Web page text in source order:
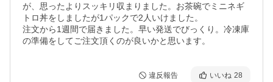
が、思ったよりスッキリ収まりました。お茶碗でミニネギ
トロ丼をしましたが1パックで2人いけました。
注文から1週間で届きました。早い発送でびっくり。冷凍庫
の準備をしてご注文頂くのが良いかと思います。
違反報告 いいね 28